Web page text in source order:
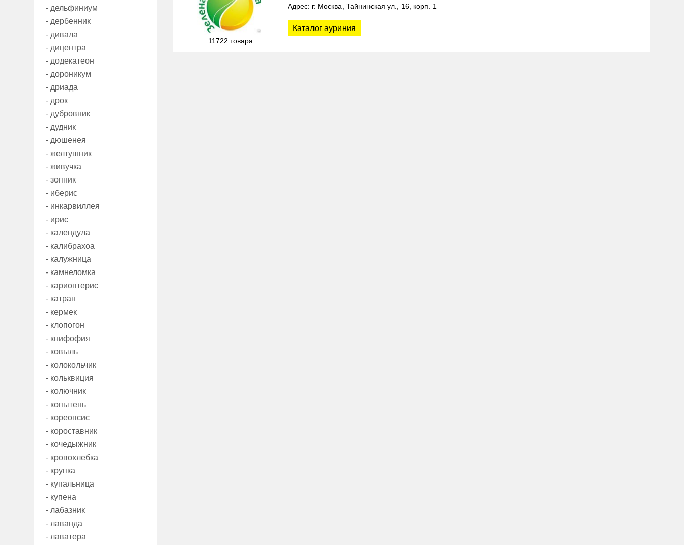
- дельфиниум
- дербенник
- дивала
- дицентра
- додекатеон
- дороникум
- дриада
- дрок
- дубровник
- дудник
- дюшенея
- желтушник
- живучка
- зопник
- иберис
- инкарвиллея
- ирис
- календула
- калибрахоа
- калужница
- камнеломка
- кариоптерис
- катран
- кермек
- клопогон
- книфофия
- ковыль
- колокольчик
- кольквиция
- колючник
- копытень
- кореопсис
- короставник
- кочедыжник
- кровохлебка
- крупка
- купальница
- купена
- лабазник
- лаванда
- лаватера
11722 товара
Адрес: г. Москва, Тайнинская ул., 16, корп. 1
Каталог ауриния